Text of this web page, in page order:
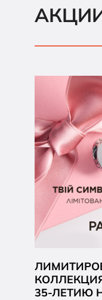
35-ЛЕТИЮ